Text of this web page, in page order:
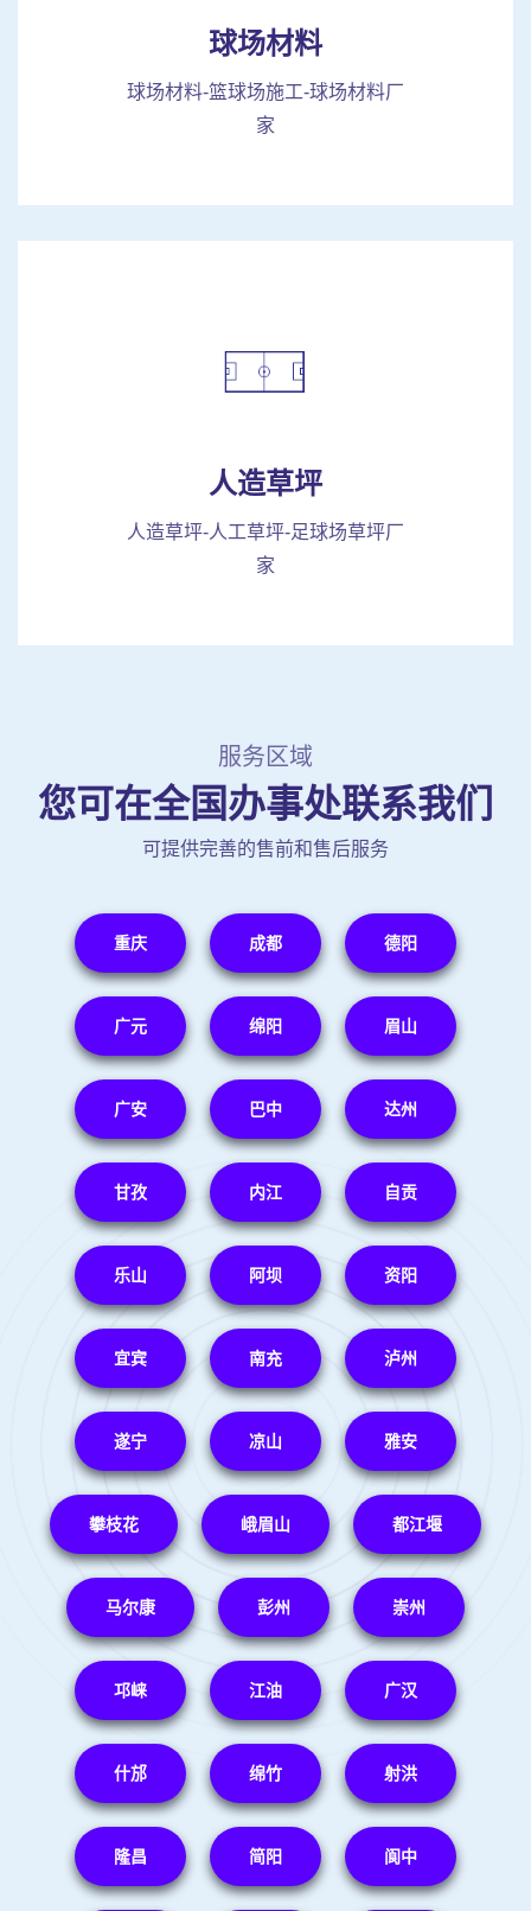
球场材料
球场材料-篮球场施工-球场材料厂
家
人造草坪
人造草坪-人工草坪-足球场草坪厂
家
服务区域
您可在全国办事处联系我们
可提供完善的售前和售后服务
重庆 成都 德阳
广元 绵阳 眉山
广安 巴中 达州
甘孜 内江 自贡
乐山 阿坝 资阳
宜宾 南充 泸州
遂宁 凉山 雅安
攀枝花 峨眉山 都江堰
马尔康 彭州 崇州
邛崃 江油 广汉
什邡 绵竹 射洪
隆昌 简阳 阆中